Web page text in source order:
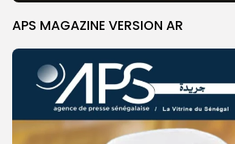
APS MAGAZINE VERSION AR